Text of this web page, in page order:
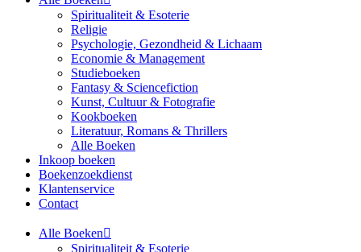
Spiritualiteit & Esoterie
Religie
Psychologie, Gezondheid & Lichaam
Economie & Management
Studieboeken
Fantasy & Sciencefiction
Kunst, Cultuur & Fotografie
Kookboeken
Literatuur, Romans & Thrillers
Alle Boeken
Inkoop boeken
Boekenzoekdienst
Klantenservice
Contact
Alle Boeken
Spiritualiteit & Esoterie